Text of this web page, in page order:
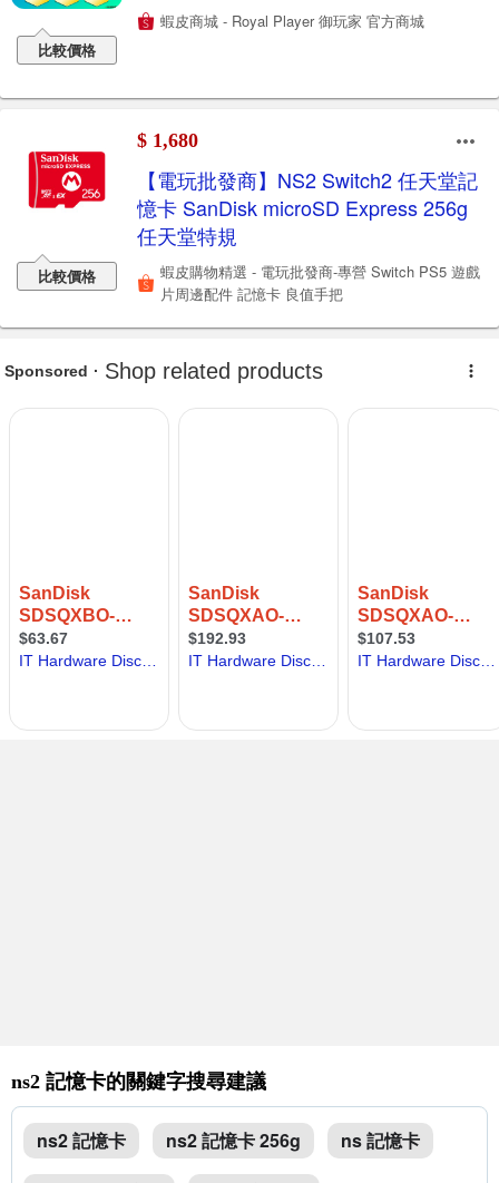
比較價格
蝦皮商城 - Royal Player 御玩家 官方商城
比較價格
$ 1,680
【電玩批發商】NS2 Switch2 任天堂記
憶卡 SanDisk microSD Express 256g
任天堂特規
蝦皮購物精選 - 電玩批發商-專營 Switch PS5 遊戲
片周邊配件 記憶卡 良值手把
ns2 記憶卡的關鍵字搜尋建議
ns2 記憶卡 ns2 記憶卡 256g
ns 記憶卡